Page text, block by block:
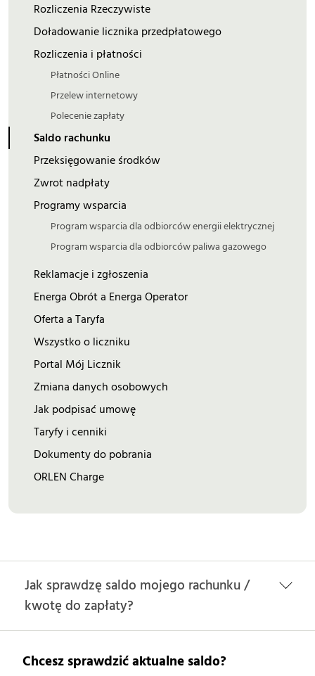
Jak sprawdzę saldo mojego rachunku /
kwotę do zapłaty?
Chcesz sprawdzić aktualne saldo?
Rozliczenia Rzeczywiste
Doładowanie licznika przedpłatowego
Rozliczenia i płatności
Płatności Online
Przelew internetowy
Polecenie zapłaty
Saldo rachunku
Przeksięgowanie środków
Zwrot nadpłaty
Programy wsparcia
Program wsparcia dla odbiorców energii elektrycznej
Program wsparcia dla odbiorców paliwa gazowego
Reklamacje i zgłoszenia
Energa Obrót a Energa Operator
Oferta a Taryfa
Wszystko o liczniku
Portal Mój Licznik
Zmiana danych osobowych
Jak podpisać umowę
Taryfy i cenniki
Dokumenty do pobrania
ORLEN Charge